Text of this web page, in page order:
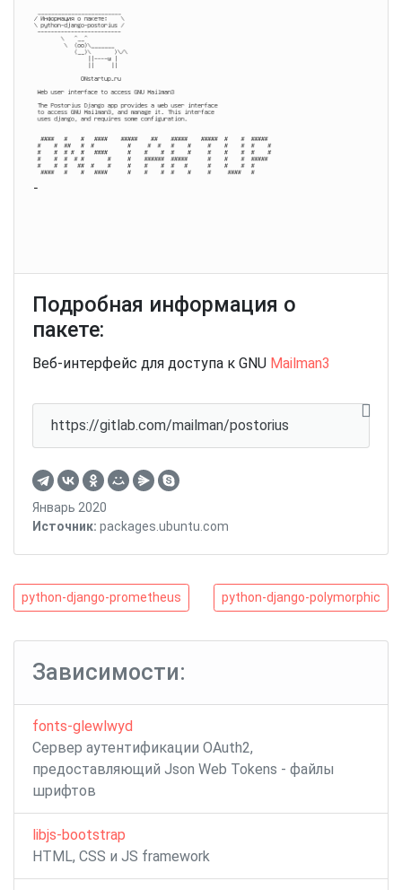
Подробная информация о
пакете:
Веб-интерфейс для доступа к GNU Mailman3
https://gitlab.com/mailman/postorius
Январь 2020
Источник: packages.ubuntu.com
Навигация
записям
python-
django-
prometheus
python-django-prometheus
python-
django-
polymorphic
python-django-polymorphic
Зависимости:
fonts-glewlwyd
Сервер аутентификации OAuth2,
предоставляющий Json Web Tokens - файлы
шрифтов
libjs-bootstrap
HTML, CSS и JS framework